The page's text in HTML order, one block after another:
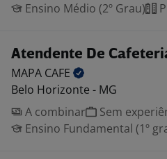
Ensino Médio (2º Grau)
Atendente De
MAPA CAFE
Belo Horizonte - MG
A combinar
Sem
Ensino Fundamental (1º